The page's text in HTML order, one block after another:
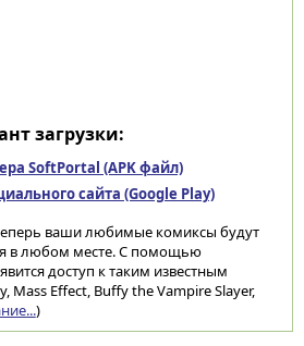
загрузки:
SoftPortal (APK файл)
сайта (Google Play)
ваши любимые комиксы будут
в любом месте. С помощью
доступ к таким известным
Mass Effect, Buffy the Vampire Slayer,
)